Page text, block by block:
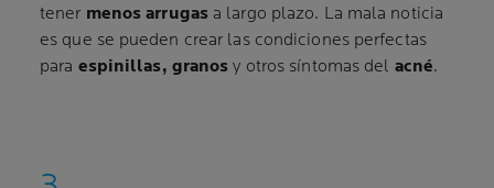
tener menos arrugasa largo plazo. La mala noticia
es que se pueden crear las condiciones perfectas
para espinillas, granos y otros síntomas del acné.